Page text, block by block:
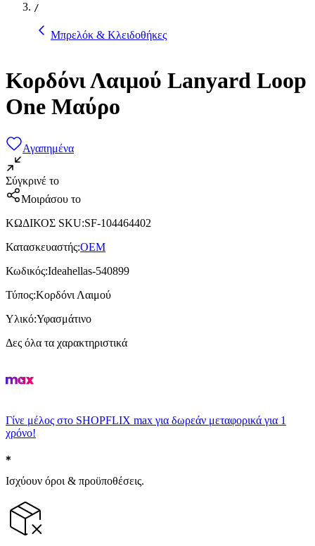
/
Μπρελόκ & Κλειδοθήκες
Κορδόνι Λαιμού Lanyard Loop
One Μαύρο
Αγαπημένα
Σύγκρινέ το
Μοιράσου το
ΚΩΔΙΚΟΣ SKU:SF-104464402
Κατασκευαστής:OEM
Κωδικός:Ideahellas-540899
Τύπος:Κορδόνι Λαιμού
Υλικό:Υφασμάτινο
Δες όλα τα χαρακτηριστικά
Γίνε μέλος στο SHOPFLIX max για δωρεάν μεταφορικά για 1
χρόνο!
Ισχύουν όροι & προϋποθέσεις.